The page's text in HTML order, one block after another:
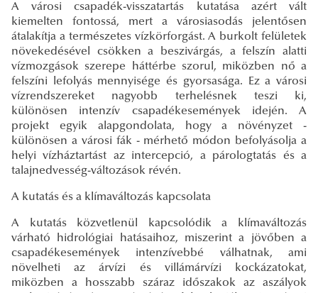
A városi csapadék-visszatartás kutatása azért vált
kiemelten fontossá, mert a városiasodás jelentősen
átalakítja a természetes vízkörforgást. A burkolt felületek
növekedésével csökken a beszivárgás, a felszín alatti
vízmozgások szerepe háttérbe szorul, miközben nő a
felszíni lefolyás mennyisége és gyorsasága. Ez a városi
vízrendszereket nagyobb terhelésnek teszi ki,
különösen intenzív csapadékesemények idején. A
projekt egyik alapgondolata, hogy a növényzet -
különösen a városi fák - mérhető módon befolyásolja a
helyi vízháztartást az intercepció, a párologtatás és a
talajnedvesség-változások révén.
A kutatás és a klímaváltozás kapcsolata
A kutatás közvetlenül kapcsolódik a klímaváltozás
várható hidrológiai hatásaihoz, miszerint a jövőben a
csapadékesemények intenzívebbé válhatnak, ami
növelheti az árvízi és villámárvízi kockázatokat,
miközben a hosszabb száraz időszakok az aszályok